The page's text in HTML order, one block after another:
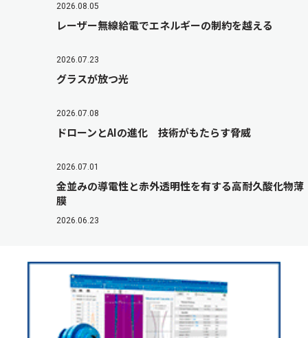
2026.08.05
レーザー無線給電でエネルギーの制約を越える
2026.07.23
グラスが放つ光
2026.07.08
ドローンとAIの進化 技術がもたらす脅威
2026.07.01
金並みの導電性と赤外透明性を有する高耐久酸化物薄
膜
2026.06.23